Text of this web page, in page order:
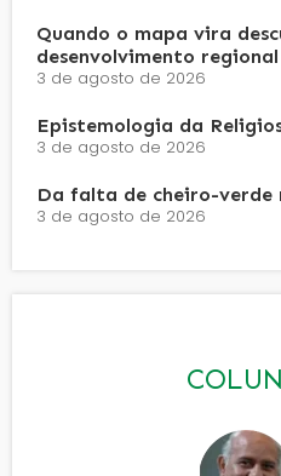
Quando o mapa vira
desenvolvimento
3 de agosto de 2026
Epistemologia da
3 de agosto de 2026
Da falta de cheiro-verde
3 de agosto de 2026